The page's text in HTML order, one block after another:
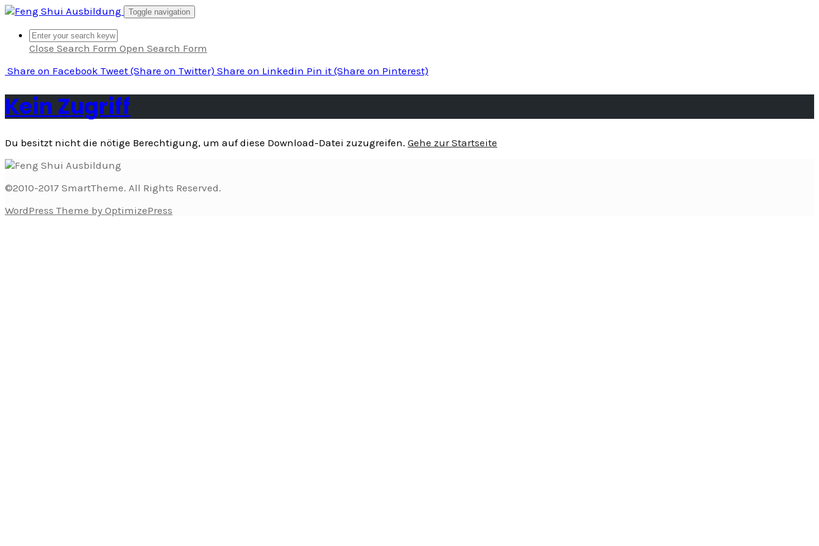
Skip
content
Toggle navigation
Close Search Form Open Search Form
Share on Facebook Tweet (Share on Twitter) Share on Linkedin Pin it (Share on Pinterest)
Kein Zugriff
Du besitzt nicht die nötige Berechtigung, um auf diese Download-Datei zuzugreifen. Gehe zur Startseite
©2010-2017 SmartTheme. All Rights Reserved.
WordPress Theme by OptimizePress